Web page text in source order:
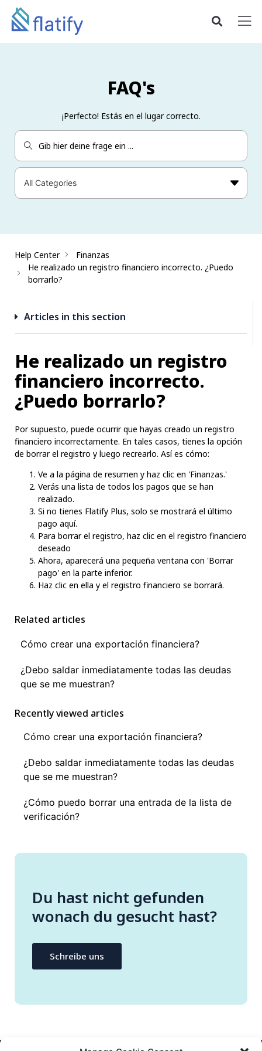
FAQ's
¡Perfecto! Estás en el lugar correcto.
Help Center
Finanzas
He realizado un registro financiero incorrecto. ¿Puedo
borrarlo?
Articles in this section
He realizado un registro
financiero incorrecto.
¿Puedo borrarlo?
Por supuesto, puede ocurrir que hayas creado un registro
financiero incorrectamente. En tales casos, tienes la opción
de borrar el registro y luego recrearlo. Así es cómo:
Ve a la página de resumen y haz clic en 'Finanzas.'
Verás una lista de todos los pagos que se han
realizado.
Si no tienes Flatify Plus, solo se mostrará el último
pago aquí.
Para borrar el registro, haz clic en el registro financiero
deseado
Ahora, aparecerá una pequeña ventana con 'Borrar
pago' en la parte inferior.
Haz clic en ella y el registro financiero se borrará.
Related articles
Cómo crear una exportación financiera?
¿Debo saldar inmediatamente todas las deudas
que se me muestran?
Recently viewed articles
Cómo crear una exportación financiera?
¿Debo saldar inmediatamente todas las deudas
que se me muestran?
¿Cómo puedo borrar una entrada de la lista de
verificación?
Du hast nicht gefunden
wonach du gesucht hast?
Schreibe uns